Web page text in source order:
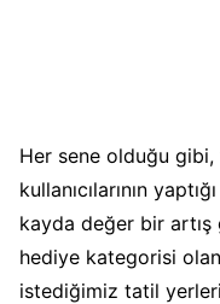
Her sene olduğu gibi,
kullanıcılarının
kayda değer bir
hediye kategorisi
istediğimiz tatil